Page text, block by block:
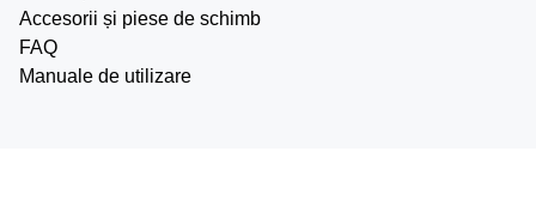
Accesorii și piese de schimb
FAQ
Manuale de utilizare